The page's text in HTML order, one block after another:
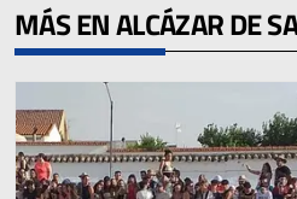
MÁS EN ALCÁZAR DE